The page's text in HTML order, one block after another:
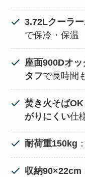
3.72Lクーラ
で保冷・保温
座面900Dオ
タフで長時間
焚き火そばOK
がりにくい仕
耐荷重150kg
収納90×22cm